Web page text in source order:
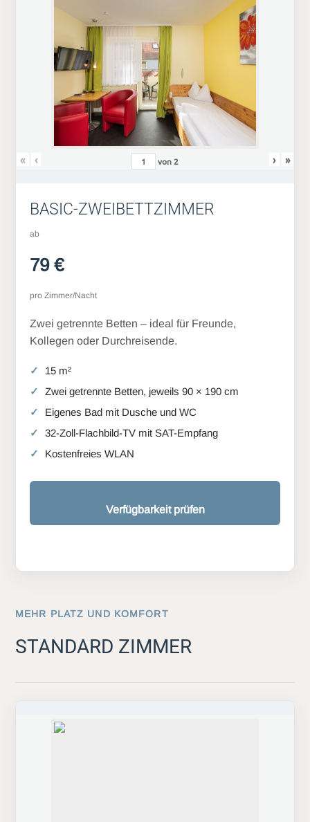
« ‹ von 2 › »
BASIC-ZWEIBETTZIMMER
ab
79 €
pro Zimmer/Nacht
Zwei getrennte Betten – ideal für Freunde,
Kollegen oder Durchreisende.
15 m²
Zwei getrennte Betten, jeweils 90 × 190 cm
Eigenes Bad mit Dusche und WC
32-Zoll-Flachbild-TV mit SAT-Empfang
Kostenfreies WLAN
Verfügbarkeit prüfen
MEHR PLATZ UND KOMFORT
STANDARD ZIMMER